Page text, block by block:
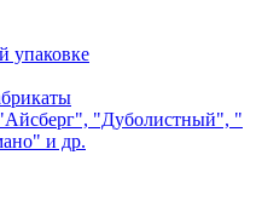
упаковке
"Дуболистный", "
и др.